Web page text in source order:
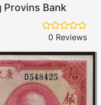
Provins Bank
0 Reviews